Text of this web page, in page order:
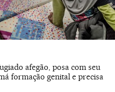
afegão, posa com seu
formação genital e precisa